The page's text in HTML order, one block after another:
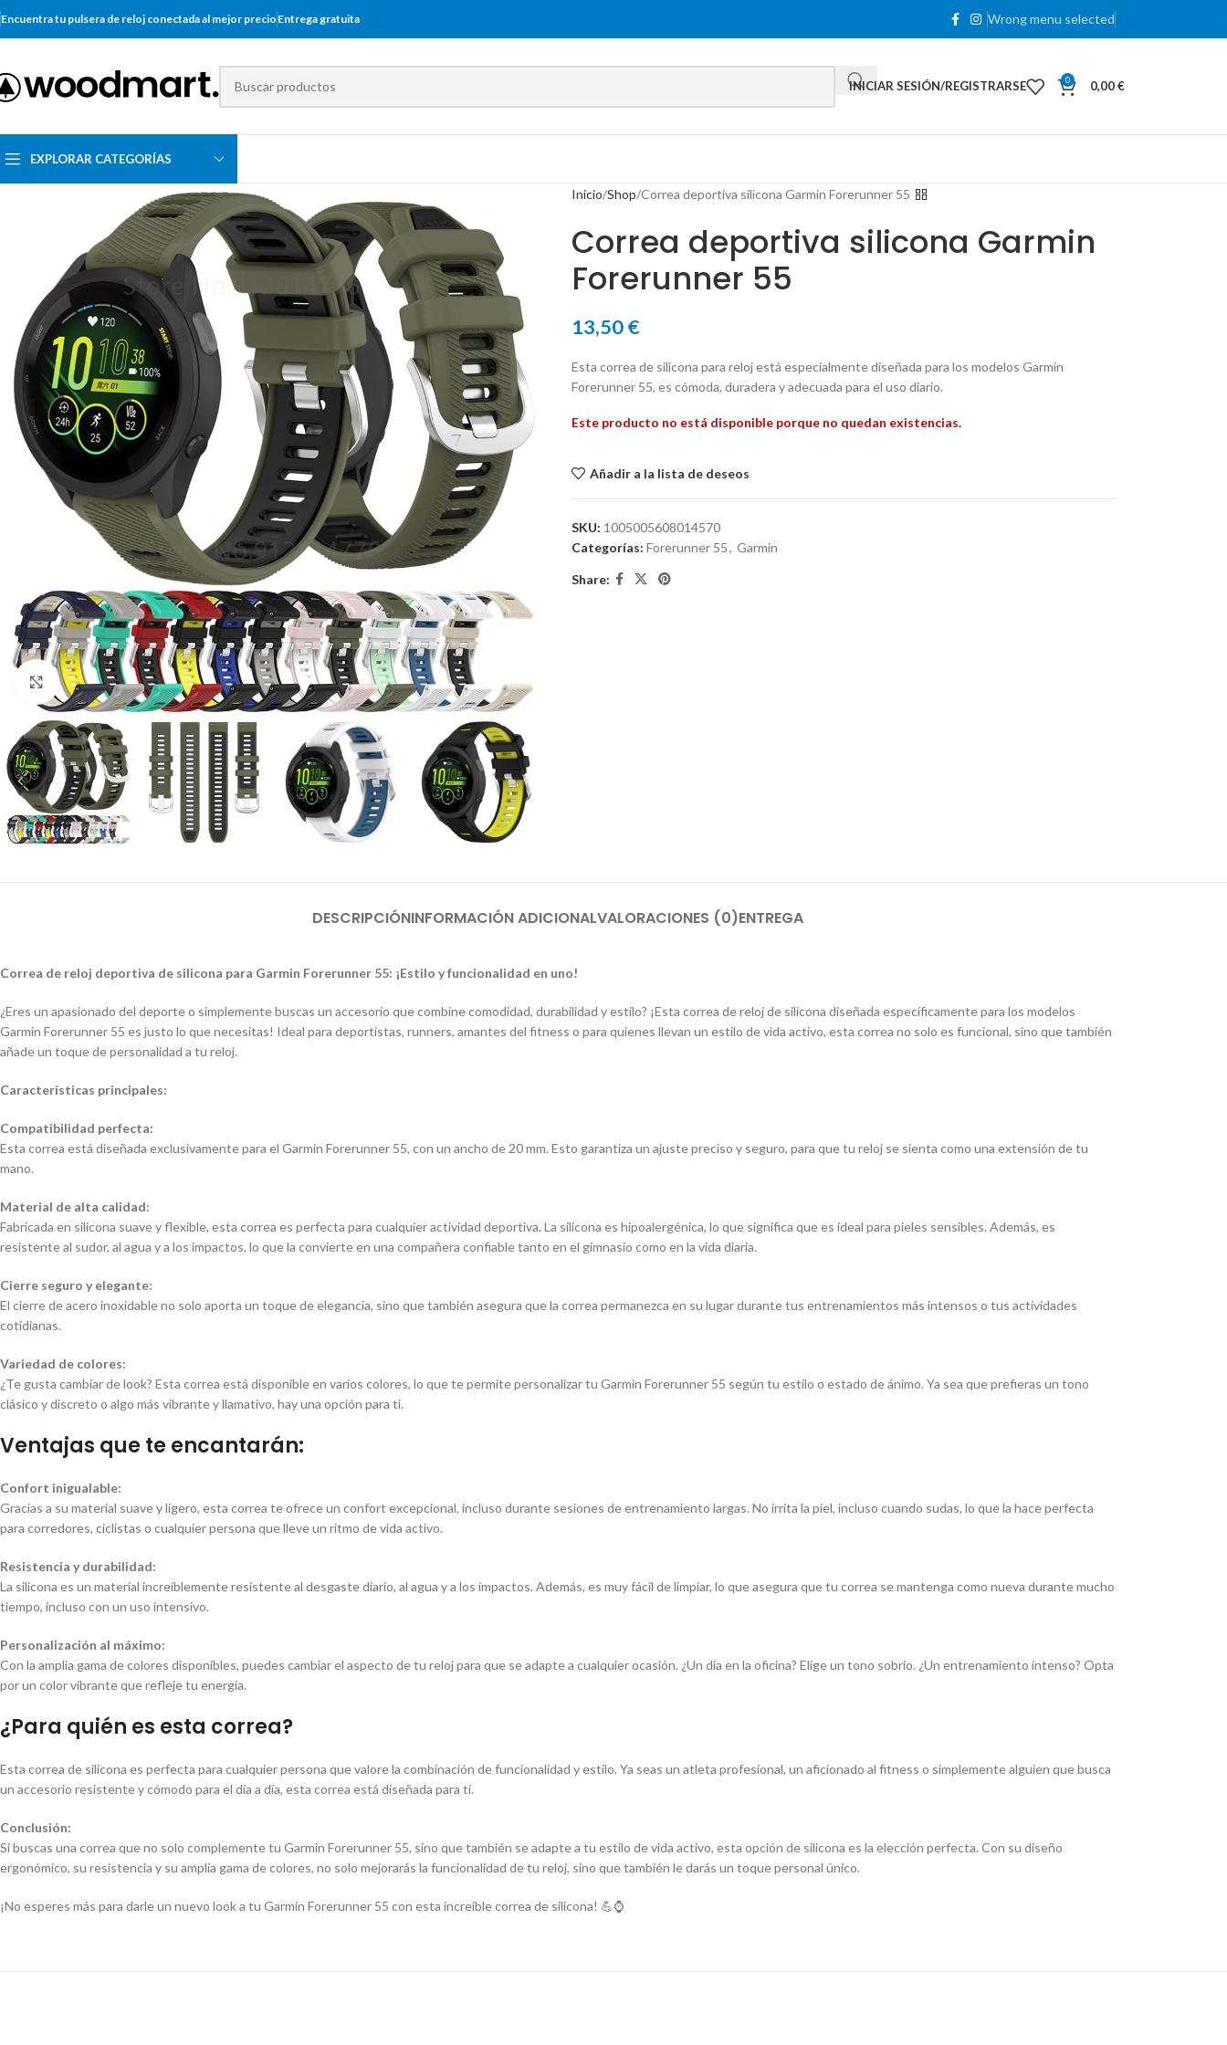
Encuentra tu pulsera de reloj conectada al mejor precio Entrega gratuita Wrong menu selected
INICIAR SESIÓN/REGISTRARSE 0 0,00€
EXPLORAR CATEGORÍAS
Click to enlarge
Inicio Shop Correa deportiva silicona Garmin Forerunner 55
Correa deportiva silicona Garmin
Forerunner 55
13,50€
Esta correa de silicona para reloj está especialmente diseñada para los modelos Garmin
Forerunner 55, es cómoda, duradera y adecuada para el uso diario.
Este producto no está disponible porque no quedan existencias.
Añadir a la lista de deseos
SKU: 1005005608014570
Categorías: Forerunner 55, Garmin
Share:
DESCRIPCIÓNINFORMACIÓN ADICIONALVALORACIONES (0)ENTREGA
Correa de reloj deportiva de silicona para Garmin Forerunner 55: ¡Estilo y funcionalidad en uno!
¿Eres un apasionado del deporte o simplemente buscas un accesorio que combine comodidad, durabilidad y estilo? ¡Esta correa de reloj de silicona diseñada específicamente para los modelos
Garmin Forerunner 55 es justo lo que necesitas! Ideal para deportistas, runners, amantes del fitness o para quienes llevan un estilo de vida activo, esta correa no solo es funcional, sino que también
añade un toque de personalidad a tu reloj.
Características principales:
Compatibilidad perfecta:
Esta correa está diseñada exclusivamente para el Garmin Forerunner 55, con un ancho de 20 mm. Esto garantiza un ajuste preciso y seguro, para que tu reloj se sienta como una extensión de tu
mano.
Material de alta calidad:
Fabricada en silicona suave y flexible, esta correa es perfecta para cualquier actividad deportiva. La silicona es hipoalergénica, lo que significa que es ideal para pieles sensibles. Además, es
resistente al sudor, al agua y a los impactos, lo que la convierte en una compañera confiable tanto en el gimnasio como en la vida diaria.
Cierre seguro y elegante:
El cierre de acero inoxidable no solo aporta un toque de elegancia, sino que también asegura que la correa permanezca en su lugar durante tus entrenamientos más intensos o tus actividades
cotidianas.
Variedad de colores:
¿Te gusta cambiar de look? Esta correa está disponible en varios colores, lo que te permite personalizar tu Garmin Forerunner 55 según tu estilo o estado de ánimo. Ya sea que prefieras un tono
clásico y discreto o algo más vibrante y llamativo, hay una opción para ti.
Ventajas que te encantarán:
Confort inigualable:
Gracias a su material suave y ligero, esta correa te ofrece un confort excepcional, incluso durante sesiones de entrenamiento largas. No irrita la piel, incluso cuando sudas, lo que la hace perfecta
para corredores, ciclistas o cualquier persona que lleve un ritmo de vida activo.
Resistencia y durabilidad:
La silicona es un material increíblemente resistente al desgaste diario, al agua y a los impactos. Además, es muy fácil de limpiar, lo que asegura que tu correa se mantenga como nueva durante mucho
tiempo, incluso con un uso intensivo.
Personalización al máximo:
Con la amplia gama de colores disponibles, puedes cambiar el aspecto de tu reloj para que se adapte a cualquier ocasión. ¿Un día en la oficina? Elige un tono sobrio. ¿Un entrenamiento intenso? Opta
por un color vibrante que refleje tu energía.
¿Para quién es esta correa?
Esta correa de silicona es perfecta para cualquier persona que valore la combinación de funcionalidad y estilo. Ya seas un atleta profesional, un aficionado al fitness o simplemente alguien que busca
un accesorio resistente y cómodo para el día a día, esta correa está diseñada para ti.
Conclusión:
Si buscas una correa que no solo complemente tu Garmin Forerunner 55, sino que también se adapte a tu estilo de vida activo, esta opción de silicona es la elección perfecta. Con su diseño
ergonómico, su resistencia y su amplia gama de colores, no solo mejorarás la funcionalidad de tu reloj, sino que también le darás un toque personal único.
¡No esperes más para darle un nuevo look a tu Garmin Forerunner 55 con esta increíble correa de silicona! 💪⌚